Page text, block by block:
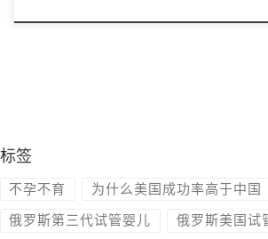
标签
不孕不育 为什么美国成功率高于中国
俄罗斯第三代试管婴儿 俄罗斯美国试